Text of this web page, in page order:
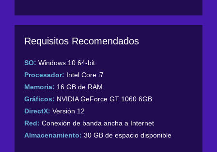
Requisitos Recomendados
SO: Windows 10 64-bit
Procesador: Intel Core i7
Memoria: 16 GB de RAM
Gráficos: NVIDIA GeForce GT 1060 6GB
DirectX: Versión 12
Red: Conexión de banda ancha a Internet
Almacenamiento: 30 GB de espacio disponible